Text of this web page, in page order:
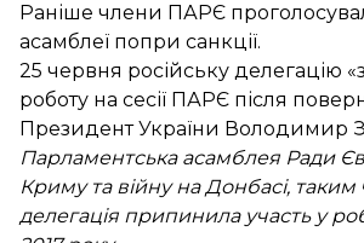
Раніше члени ПАРЄ
асамблеї попри санкції.
25 червня російську делегацію
роботу на сесії ПАРЄ після
Президент України Володимир
Парламентська асамблея Ради
Криму та війну на Донбасі,
делегація припинила участь у